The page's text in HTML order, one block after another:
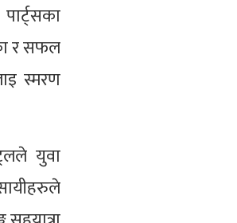
र सफल
स्मरण
युवा